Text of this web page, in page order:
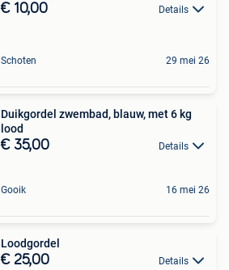
€ 10,00 Details
Schoten 29 mei 26
Duikgordel zwembad, blauw, met 6 kg
lood
€ 35,00 Details
Gooik 16 mei 26
Loodgordel
€ 25,00 Details